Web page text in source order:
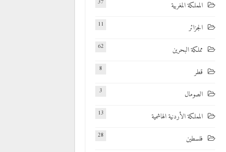
المملكة المغربية 37
الجزائر 11
مملكة البحرين 62
قطر 8
الصومال 3
المملكة الأردنية الهاشمية 13
فلسطين 28